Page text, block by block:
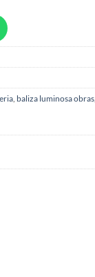
baliza luminosa obras